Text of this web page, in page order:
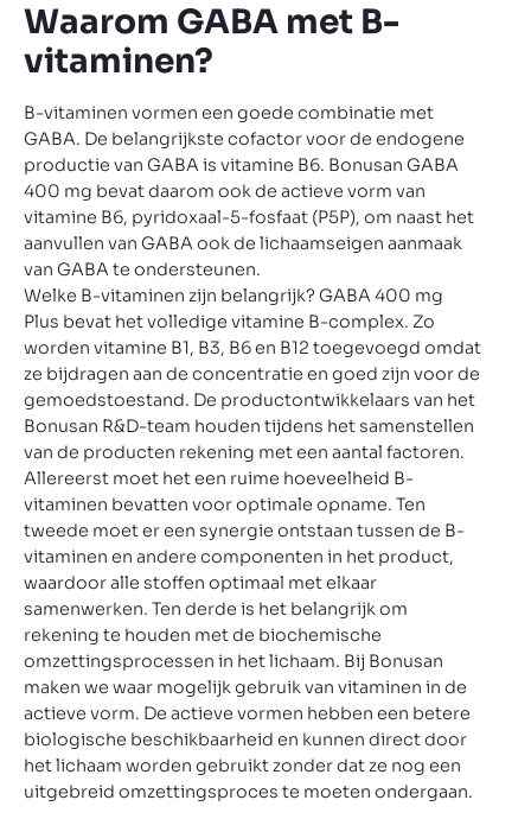
Waarom GABA met B-
vitaminen?
B-vitaminen vormen een goede combinatie met
GABA. De belangrijkste cofactor voor de endogene
productie van GABA is vitamine B6. Bonusan GABA
400 mg bevat daarom ook de actieve vorm van
vitamine B6, pyridoxaal-5-fosfaat (P5P), om naast het
aanvullen van GABA ook de lichaamseigen aanmaak
van GABA te ondersteunen.
Welke B-vitaminen zijn belangrijk? GABA 400 mg
Plus bevat het volledige vitamine B-complex. Zo
worden vitamine B1, B3, B6 en B12 toegevoegd omdat
ze bijdragen aan de concentratie en goed zijn voor de
gemoedstoestand. De productontwikkelaars van het
Bonusan R&D-team houden tijdens het samenstellen
van de producten rekening met een aantal factoren.
Allereerst moet het een ruime hoeveelheid B-
vitaminen bevatten voor optimale opname. Ten
tweede moet er een synergie ontstaan tussen de B-
vitaminen en andere componenten in het product,
waardoor alle stoffen optimaal met elkaar
samenwerken. Ten derde is het belangrijk om
rekening te houden met de biochemische
omzettingsprocessen in het lichaam. Bij Bonusan
maken we waar mogelijk gebruik van vitaminen in de
actieve vorm. De actieve vormen hebben een betere
biologische beschikbaarheid en kunnen direct door
het lichaam worden gebruikt zonder dat ze nog een
uitgebreid omzettingsproces te moeten ondergaan.